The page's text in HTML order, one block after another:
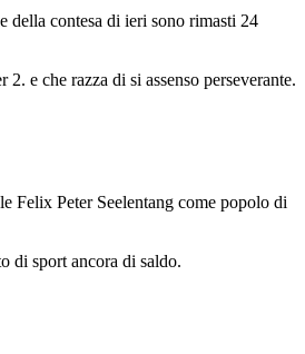
della contesa di ieri sono rimasti 24
e che razza di si assenso perseverante.
Felix Peter Seelentang come popolo di
di sport ancora di saldo.